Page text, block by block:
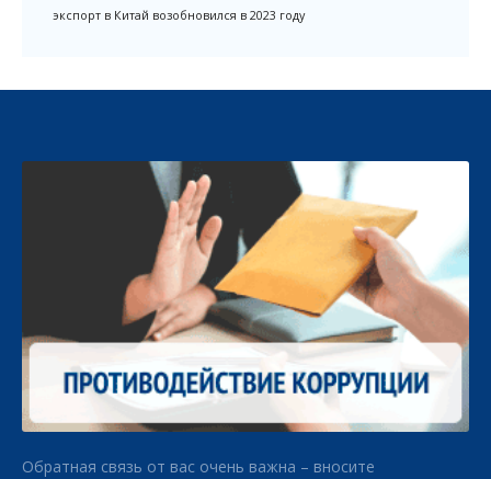
экспорт в Китай возобновился в 2023 году
Обратная связь от вас очень важна – вносите